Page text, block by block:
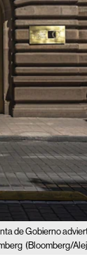
de Gobierno
(Bloomberg/